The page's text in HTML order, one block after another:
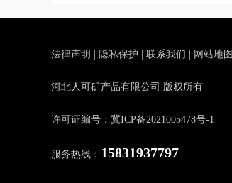
法律声明 隐私保护 联系我们 网站地图
河北人可矿产品有限公司 版权所有
许可证编号：冀ICP备2021005478号-1
服务热线： 15831937797